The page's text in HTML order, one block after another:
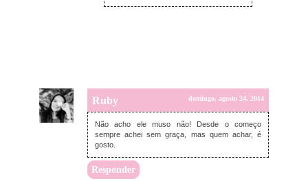
Ruby domingo, agosto 24, 2014
Não acho ele muso não! Desde o começo
sempre achei sem graça, mas quem achar, é
gosto.
Responder